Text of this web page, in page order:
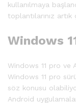
kullanılmaya
toplantılarınız
Windows
Windows 11 pro ve
Windows 11 pro
söz konusu
Android